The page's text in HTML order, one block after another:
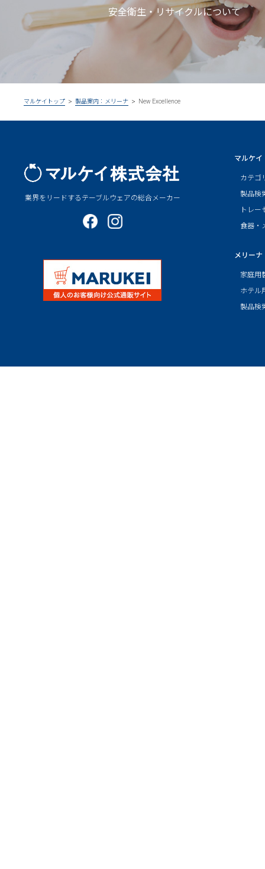
安全衛生・リサイクルについて
マルケイトップ 製品案内：メリーナ New Excellence
業界をリードするテーブルウェアの総合メーカー
公式facebook公式Instagram
マルケイ
カテゴ
製品検
トレ
食器・
メリーナ
家庭用
ホテル
製品検